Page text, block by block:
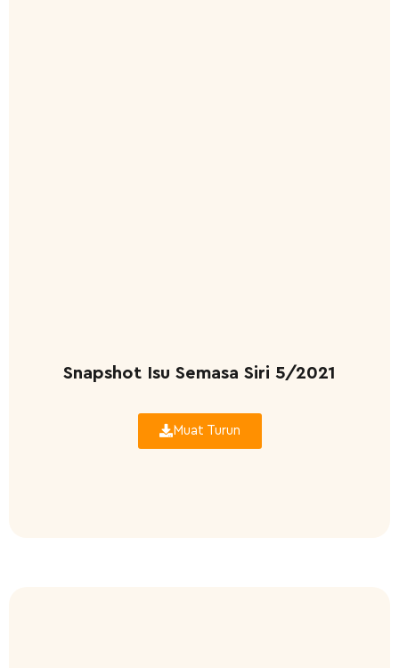
Snapshot Isu Semasa Siri 5/2021
Muat Turun